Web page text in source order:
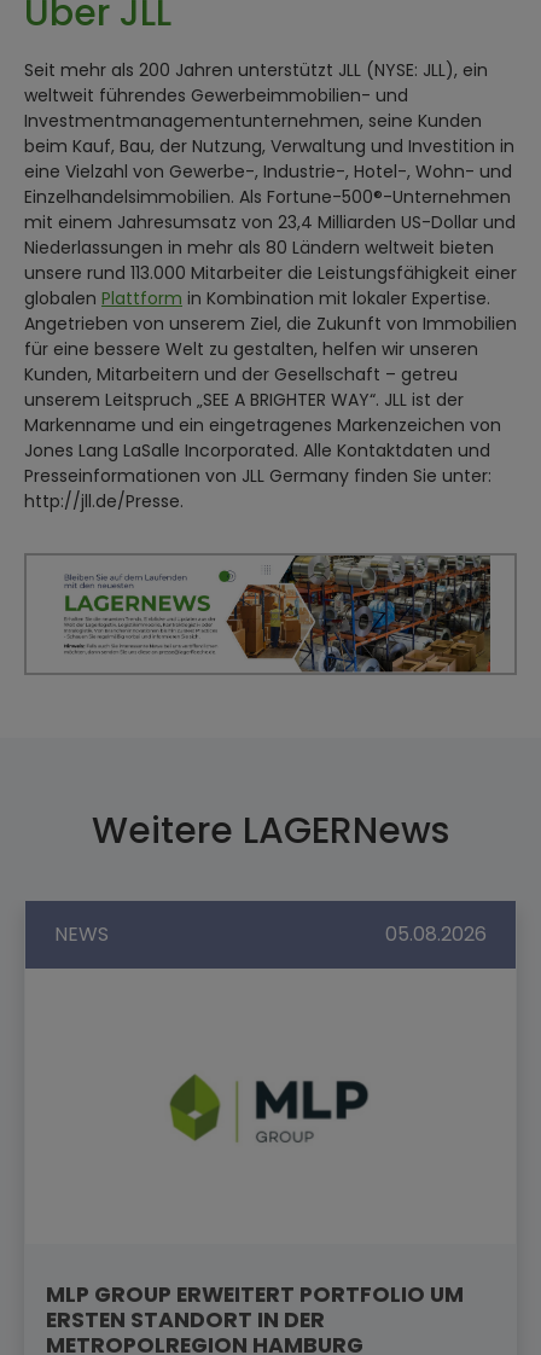
Über JLL
Seit mehr als 200 Jahren unterstützt JLL (NYSE: JLL), ein
weltweit führendes Gewerbeimmobilien- und
Investmentmanagementunternehmen, seine Kunden
beim Kauf, Bau, der Nutzung, Verwaltung und Investition in
eine Vielzahl von Gewerbe-, Industrie-, Hotel-, Wohn- und
Einzelhandelsimmobilien. Als Fortune-500®-Unternehmen
mit einem Jahresumsatz von 23,4 Milliarden US-Dollar und
Niederlassungen in mehr als 80 Ländern weltweit bieten
unsere rund 113.000 Mitarbeiter die Leistungsfähigkeit einer
globalen Plattform in Kombination mit lokaler Expertise.
Angetrieben von unserem Ziel, die Zukunft von Immobilien
für eine bessere Welt zu gestalten, helfen wir unseren
Kunden, Mitarbeitern und der Gesellschaft – getreu
unserem Leitspruch „SEE A BRIGHTER WAY“. JLL ist der
Markenname und ein eingetragenes Markenzeichen von
Jones Lang LaSalle Incorporated. Alle Kontaktdaten und
Presseinformationen von JLL Germany finden Sie unter:
http://jll.de/Presse.
Weitere LAGERNews
NEWS 05.08.2026
MLP GROUP ERWEITERT PORTFOLIO UM
ERSTEN STANDORT IN DER
METROPOLREGION HAMBURG